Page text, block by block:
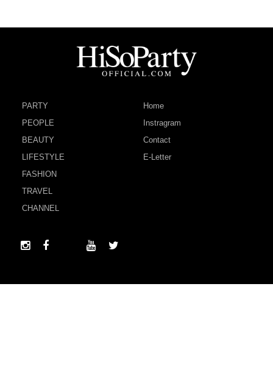
PARTY
PEOPLE
BEAUTY
LIFESTYLE
FASHION
TRAVEL
CHANNEL
Home
Instragram
Contact
E-Letter